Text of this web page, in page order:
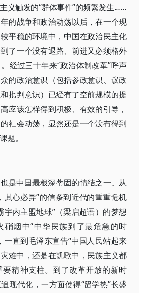
义触发的“群体事件”的频繁发生……
的战争和政治动荡以后，在一个现
平稳的环境中，中国在政治民主化
了一个没有退路、前进又必须格外
经过三十年来“政治体制改革”呼声
的政治意识（包括参政意识、议政
批判意识）已经有了空前规模的提
应该怎样得到积极、有效的引导，
社会动荡，显然还是一个没有得到
题。
是中国最根深蒂固的情结之一。从
其心必异”的信条到近代的重重危机
宇内主盟地球”（梁启超语）的梦想
硝烟中“中华民族到了最危急的时
一直到毛泽东宣告“中国人民站起来
难中，还是在凯歌中，民族主义都
要精神支柱。到了改革开放的新时
现代化，一方面使得“留学热”长盛